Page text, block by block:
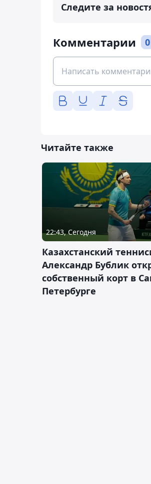
Следите за
Комментарии 0
Читайте также
22:43, Сегодня
Казахстанский
Александр Бублик
собственный корт в
Петербурге